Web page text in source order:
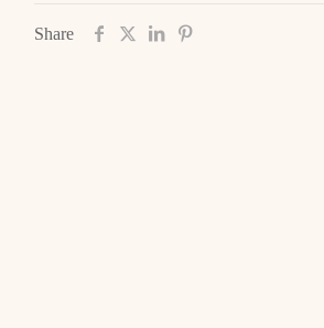
GR
Share